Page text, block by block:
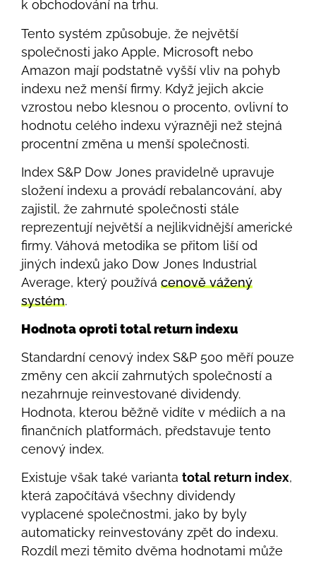
k obchodování na trhu.
Tento systém způsobuje, že největší
společnosti jako Apple, Microsoft nebo
Amazon mají podstatně vyšší vliv na pohyb
indexu než menší firmy. Když jejich akcie
vzrostou nebo klesnou o procento, ovlivní to
hodnotu celého indexu výrazněji než stejná
procentní změna u menší společnosti.
Index S&P Dow Jones pravidelně upravuje
složení indexu a provádí rebalancování, aby
zajistil, že zahrnuté společnosti stále
reprezentují největší a nejlikvidnější americké
firmy. Váhová metodika se přitom liší od
jiných indexů jako Dow Jones Industrial
Average, který používá cenově vážený
systém.
Hodnota oproti total return indexu
Standardní cenový index S&P 500 měří pouze
změny cen akcií zahrnutých společností a
nezahrnuje reinvestované dividendy.
Hodnota, kterou běžně vidíte v médiích a na
finančních platformách, představuje tento
cenový index.
Existuje však také varianta total return index,
která započítává všechny dividendy
vyplacené společnostmi, jako by byly
automaticky reinvestovány zpět do indexu.
Rozdíl mezi těmito dvěma hodnotami může